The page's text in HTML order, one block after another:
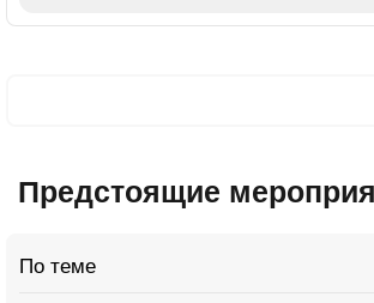
Предстоящие
По теме